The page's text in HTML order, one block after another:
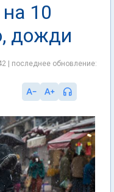
10
дожди
| последнее обновление: